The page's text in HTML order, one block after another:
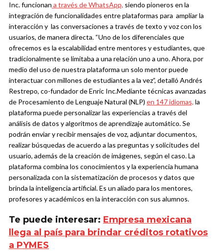
Inc. funcionan a través de WhatsApp, siendo pioneros en la
integración de funcionalidades entre plataformas para ampliar la
interacción y las conversaciones a través de texto y voz con los
usuarios, de manera directa. “Uno de los diferenciales que
ofrecemos es la escalabilidad entre mentores y estudiantes, que
tradicionalmente se limitaba a una relación uno a uno. Ahora, por
medio del uso de nuestra plataforma un solo mentor puede
interactuar con millones de estudiantes a la vez”, detalló Andrés
Restrepo, co-fundador de Enric Inc.Mediante técnicas avanzadas
de Procesamiento de Lenguaje Natural (NLP) en 147 idiomas, la
plataforma puede personalizar las experiencias a través del
análisis de datos y algoritmos de aprendizaje automático. Se
podrán enviar y recibir mensajes de voz, adjuntar documentos,
realizar búsquedas de acuerdo a las preguntas y solicitudes del
usuario, además de la creación de imágenes, según el caso. La
plataforma combina los conocimientos y la experiencia humana
personalizada con la sistematización de procesos y datos que
brinda la inteligencia artificial. Es un aliado para los mentores,
profesores y académicos en la interacción con sus alumnos.
Te puede interesar: Empresa mexicana
llega al país para brindar créditos rotativos
a PYMES